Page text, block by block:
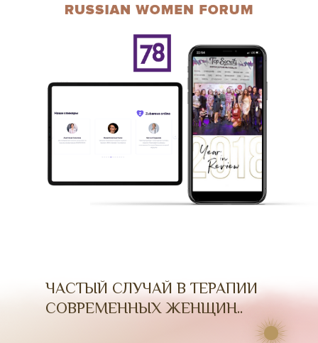
ЧАСТЫЙ СЛУЧАЙ В ТЕРАПИИ
СОВРЕМЕННЫХ ЖЕНЩИН..